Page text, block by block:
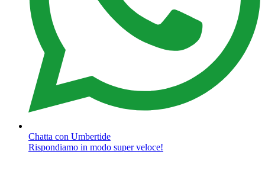
Chatta con Umbertide
Rispondiamo in modo super veloce!